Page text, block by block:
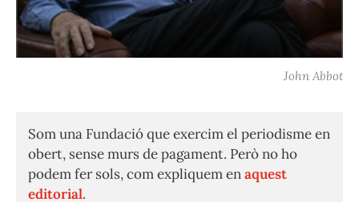
John Abbot
Som una Fundació que exercim el periodisme en
obert, sense murs de pagament. Però no ho
podem fer sols, com expliquem enaquest
editorial.